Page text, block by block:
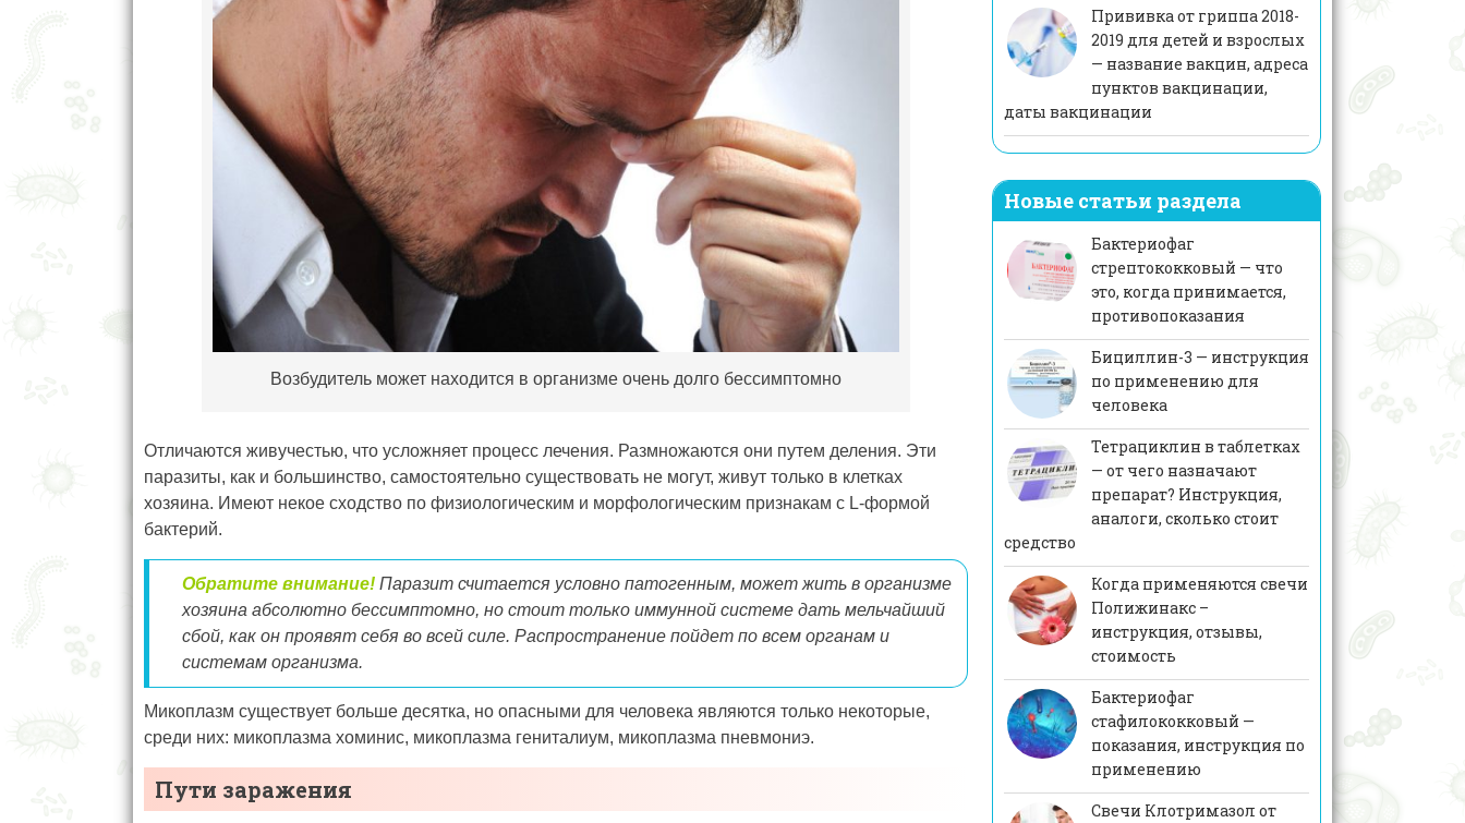
Возбудитель может находится в организме очень долго бессимптомно
Отличаются живучестью, что усложняет процесс лечения. Размножаются они путем деления. Эти
паразиты, как и большинство, самостоятельно существовать не могут, живут только в клетках
хозяина. Имеют некое сходство по физиологическим и морфологическим признакам с L-формой
бактерий.
Обратите внимание! Паразит считается условно патогенным, может жить в организме
хозяина абсолютно бессимптомно, но стоит только иммунной системе дать мельчайший
сбой, как он проявят себя во всей силе. Распространение пойдет по всем органам и
системам организма.
Микоплазм существует больше десятка, но опасными для человека являются только некоторые,
среди них: микоплазма хоминис, микоплазма гениталиум, микоплазма пневмониэ.
Пути заражения
Прививка от гриппа 2018-
2019 для детей и взрослых
— название вакцин, адреса
пунктов вакцинации,
даты вакцинации
Новые статьи раздела
Бактериофаг
стрептококковый — что
это, когда принимается,
противопоказания
Бициллин-3 — инструкция
по применению для
человека
Тетрациклин в таблетках
— от чего назначают
препарат? Инструкция,
аналоги, сколько стоит
средство
Когда применяются свечи
Полижинакс –
инструкция, отзывы,
стоимость
Бактериофаг
стафилококковый —
показания, инструкция по
применению
Свечи Клотримазол от